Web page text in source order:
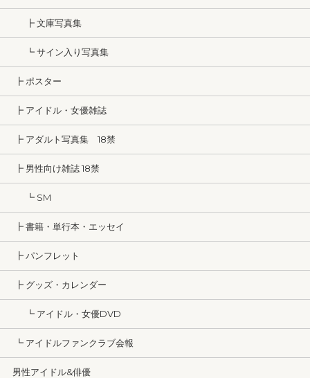
┣ 文庫写真集
┗ サイン入り写真集
┣ ポスター
┣ アイドル・女優雑誌
┣ アダルト写真集 18禁
┣ 男性向け雑誌 18禁
┗ SM
┣ 書籍・単行本・エッセイ
┣ パンフレット
┣ グッズ・カレンダー
┗ アイドル・女優DVD
┗ アイドルファンクラブ会報
男性アイドル&俳優